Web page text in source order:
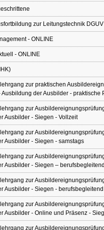
zur Leitungstechnik
- ONLINE
- ONLINE
zur praktischen
Ausbildung der Ausbilder - praktische
zur
Ausbilder - Siegen - Vollzeit
zur
Ausbilder - Siegen - samstags
zur
Ausbilder - Siegen – berufsbegleitend
zur
Ausbilder - Siegen - berufsbegleitend
zur
Ausbilder - Online und Präsenz -
zur